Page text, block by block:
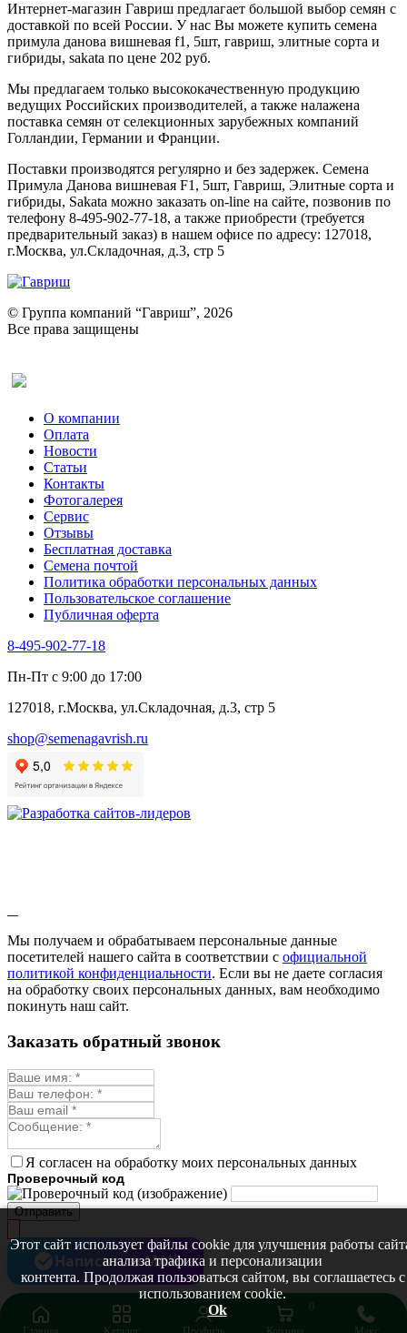
Интернет-магазин Гавриш предлагает большой выбор семян с
доставкой по всей России. У нас Вы можете купить семена
примула данова вишневая f1, 5шт, гавриш, элитные сорта и
гибриды, sakata по цене 202 руб.
Мы предлагаем только высококачественную продукцию
ведущих Российских производителей, а также налажена
поставка семян от селекционных зарубежных компаний
Голландии, Германии и Франции.
Поставки производятся регулярно и без задержек. Семена
Примула Данова вишневая F1, 5шт, Гавриш, Элитные сорта и
гибриды, Sakata можно заказать on-line на сайте, позвонив по
телефону 8-495-902-77-18, а также приобрести (требуется
предварительный заказ) в нашем офисе по адресу: 127018,
г.Москва, ул.Складочная, д.3, стр 5
© Группа компаний “Гавриш”, 2026
Все права защищены
О компании
Оплата
Новости
Статьи
Контакты
Фотогалерея​
Сервис
Отзывы
Бесплатная доставка
Семена почтой
Политика обработки персональных данных
Пользовательское соглашение
Публичная оферта
8-495-902-77-18
Пн-Пт с 9:00 до 17:00
127018, г.Москва, ул.Складочная, д.3, стр 5
shop@semenagavrish.ru
Мы получаем и обрабатываем персональные данные
посетителей нашего сайта в соответствии с официальной
политикой конфиденциальности. Если вы не даете согласия
на обработку своих персональных данных, вам необходимо
покинуть наш сайт.
Этот сайт использует файлы cookie для улучшения работы
анализа трафика и персонализации
контента. Продолжая пользоваться сайтом, вы соглашаетесь с
использованием cookie.
Ok
Заказать обратный звонок
Я согласен на обработку моих персональных данных
Проверочный код
Отправить
0
Написать в MAX